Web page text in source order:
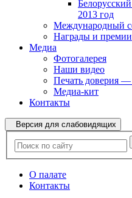
2013 год
Международный
Награды и премии
Медиа
Фотогалерея
Наши видео
Печать доверия —
Медиа-кит
Контакты
Версия для слабовидящих
О палате
Контакты